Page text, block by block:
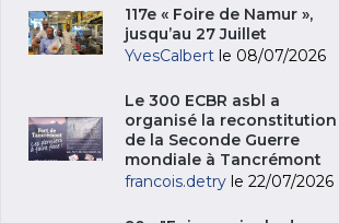
117e « Foire de Namur »,
jusqu’au 27 Juillet
YvesCalbert le 08/07/2026
Le 300 ECBR asbl a
organisé la reconstitution
de la Seconde Guerre
mondiale à Tancrémont
francois.detry le 22/07/2026